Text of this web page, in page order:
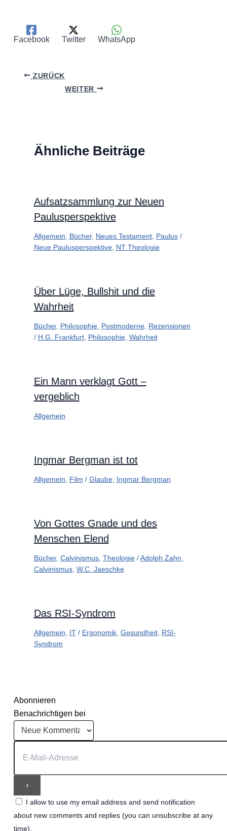
Facebook Twitter WhatsApp
ZURÜCK
WEITER
Ähnliche Beiträge
Aufsatzsammlung zur Neuen
Paulusperspektive
Allgemein Bücher, Neues Testament, Paulus/
Neue Paulusperspektive, NT Theologie
Über Lüge, Bullshit und die
Wahrheit
Bücher, Philosophie, Postmoderne, Rezensionen
/ H.G. Frankfurt, Philosophie, Wahrheit
Ein Mann verklagt Gott –
vergeblich
Allgemein
Ingmar Bergman ist tot
Allgemein Film / Glaube, Ingmar Bergman
Von Gottes Gnade und des
Menschen Elend
Bücher, Calvinismus, Theologie/Adolph Zahn
Calvinismus, W.C. Jaeschke
Das RSI-Syndrom
Allgemein IT/ Ergonomik, Gesundheit, RSI-
Syndrom
Abonnieren
Benachrichtigen bei
I allow to use my email address and send notification
about new comments and replies (you can unsubscribe at any
time).